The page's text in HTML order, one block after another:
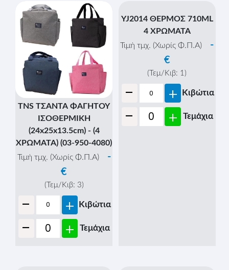
TNS ΤΣΑΝΤΑ ΦΑΓΗΤΟΥ
ΙΣΟΘΕΡΜΙΚΗ
(24x25x13.5cm) - (4
ΧΡΩΜΑΤΑ) (03-950-4080)
Τιμή τμχ. (Χωρίς Φ.Π.Α)
-
€
(Τεμ/Κιβ: 3)
- + Κιβώτια
- + Τεμάχια
YJ2014 ΘΕΡΜΟΣ 710ML
4 ΧΡΩΜΑΤΑ
Τιμή τμχ. (Χωρίς Φ.Π.Α)
-
€
(Τεμ/Κιβ: 1)
- + Κιβώτια
- + Τεμάχια